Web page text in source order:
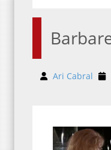
Ari Cabral